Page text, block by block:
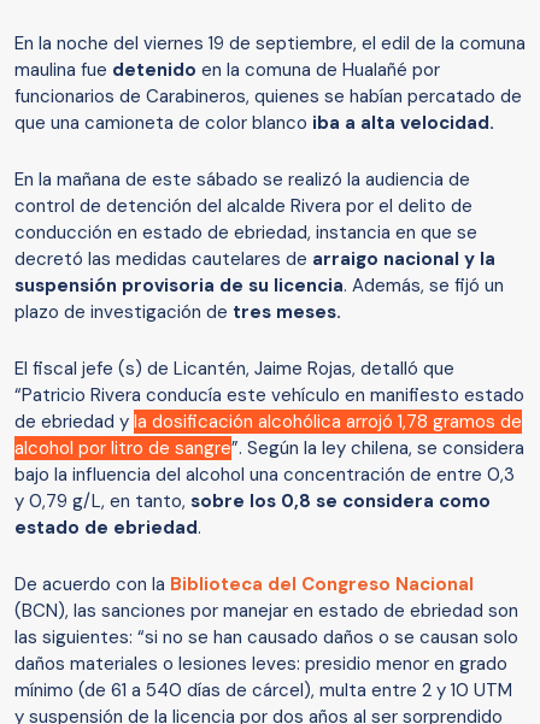
En la noche del viernes 19 de septiembre, el edil de la comuna
maulina fue detenido en la comuna de Hualañé por
funcionarios de Carabineros, quienes se habían percatado de
que una camioneta de color blanco iba a alta velocidad.
En la mañana de este sábado se realizó la audiencia de
control de detención del alcalde Rivera por el delito de
conducción en estado de ebriedad, instancia en que se
decretó las medidas cautelares de arraigo nacional y la
suspensión provisoria de su licencia. Además, se fijó un
plazo de investigación de tres meses.
El fiscal jefe (s) de Licantén, Jaime Rojas, detalló que
“Patricio Rivera conducía este vehículo en manifiesto estado
de ebriedad y la dosificación alcohólica arrojó 1,78 gramos de
alcohol por litro de sangre”. Según la ley chilena, se considera
bajo la influencia del alcohol una concentración de entre 0,3
y 0,79 g/L, en tanto, sobre los 0,8 se considera como
estado de ebriedad.
De acuerdo con la Biblioteca del Congreso Nacional
(BCN), las sanciones por manejar en estado de ebriedad son
las siguientes: “si no se han causado daños o se causan solo
daños materiales o lesiones leves: presidio menor en grado
mínimo (de 61 a 540 días de cárcel), multa entre 2 y 10 UTM
y suspensión de la licencia por dos años al ser sorprendido